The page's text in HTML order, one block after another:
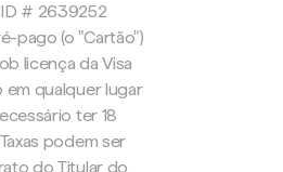
ID # 2639252
pago (o "Cartão")
licença da Visa
em qualquer lugar
ter 18
podem ser
do Titular do